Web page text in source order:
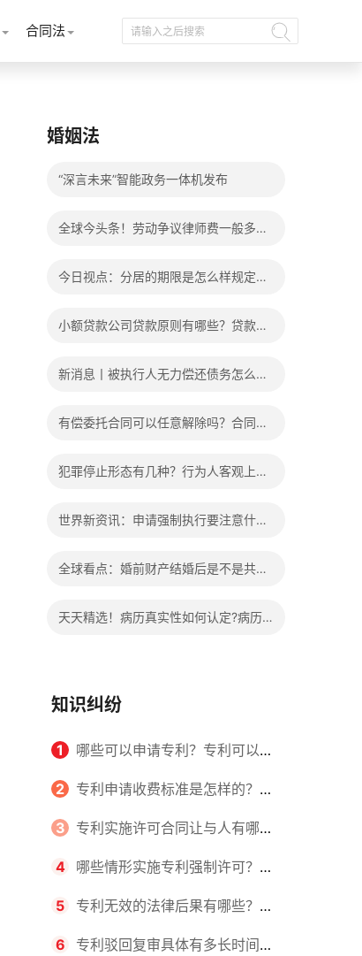
合同法
婚姻法
“深言未来”智能政务一体机发布
全球今头条！劳动争议律师费一般多少
今日视点：分居的期限是怎么样规定
小额贷款公司贷款原则有哪些？贷款不
新消息丨被执行人无力偿还债务怎么
有偿委托合同可以任意解除吗？合同无
犯罪停止形态有几种？行为人客观上实
世界新资讯：申请强制执行要注意什么
全球看点：婚前财产结婚后是不是共同
天天精选！病历真实性如何认定?病历
知识纠纷
1 哪些可以申请专利？专利可以同
时多个人一起申请吗？
2 专利申请收费标准是怎样的？申
请不同类型的专利所需要的钱不同
3 专利实施许可合同让与人有哪些
主要义务？专利实施许可合同与专利
许可合同有什么区别？
4 哪些情形实施专利强制许可？专
利强制许可的前提条件是什么？
5 专利无效的法律后果有哪些？专
利的无效情形有哪些？
6 专利驳回复审具体有多长时间？